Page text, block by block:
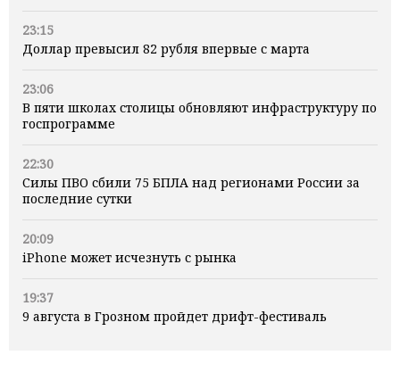
23:15
Доллар превысил 82 рубля впервые с марта
23:06
В пяти школах столицы обновляют инфраструктуру по
госпрограмме
22:30
Силы ПВО сбили 75 БПЛА над регионами России за
последние сутки
20:09
iPhone может исчезнуть с рынка
19:37
9 августа в Грозном пройдет дрифт-фестиваль